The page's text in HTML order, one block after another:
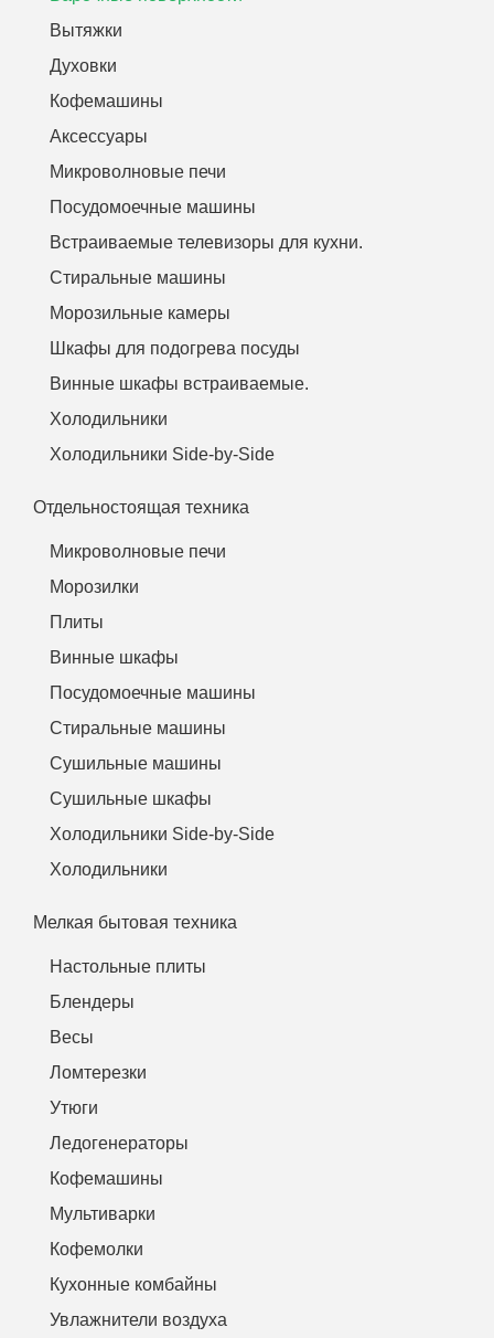
Вытяжки
Духовки
Кофемашины
Аксессуары
Микроволновые печи
Посудомоечные машины
Встраиваемые телевизоры для кухни.
Стиральные машины
Морозильные камеры
Шкафы для подогрева посуды
Винные шкафы встраиваемые.
Холодильники
Холодильники Side-by-Side
Отдельностоящая техника
Микроволновые печи
Морозилки
Плиты
Винные шкафы
Посудомоечные машины
Стиральные машины
Сушильные машины
Сушильные шкафы
Холодильники Side-by-Side
Холодильники
Мелкая бытовая техника
Настольные плиты
Блендеры
Весы
Ломтерезки
Утюги
Ледогенераторы
Кофемашины
Мультиварки
Кофемолки
Кухонные комбайны
Увлажнители воздуха